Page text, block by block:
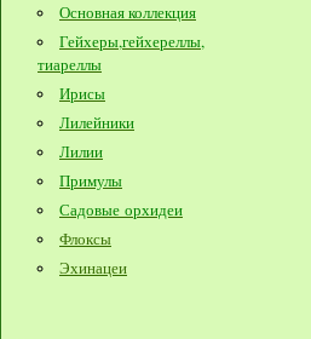
Основная коллекция
Гейхеры,гейхереллы,
тиареллы
Ирисы
Лилейники
Лилии
Примулы
Садовые орхидеи
Флоксы
Эхинацеи